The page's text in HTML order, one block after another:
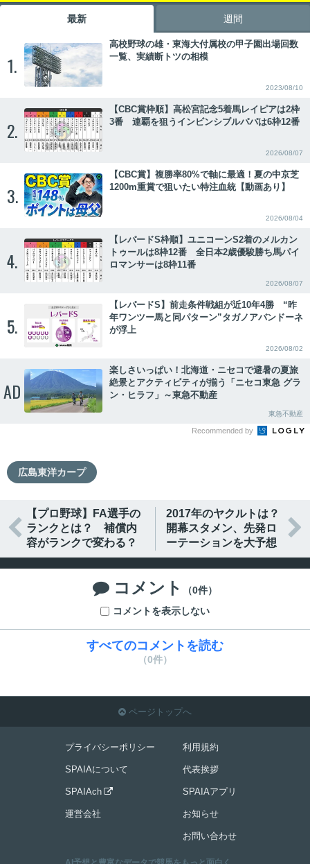
最新 週間
1.
高校野球の雄・東海大付属校の甲子園出場回数
一覧、実績断トツの相模
2023/08/10
2.
【CBC賞枠順】高松宮記念5着馬レイピアは2枠
3番 連覇を狙うインビンシブルパパは6枠12番
2026/08/07
3.
【CBC賞】複勝率80%で軸に最適！夏の中京芝
1200m重賞で狙いたい特注血統【動画あり】
2026/08/04
4.
【レパードS枠順】ユニコーンS2着のメルカン
トゥールは8枠12番 全日本2歳優駿勝ち馬パイ
ロマンサーは8枠11番
2026/08/07
5.
【レパードS】前走条件戦組が近10年4勝 “昨
年ワンツー馬と同パターン”タガノアバンドーネ
が浮上
2026/08/02
AD
楽しさいっぱい！北海道・ニセコで避暑の夏旅
絶景とアクティビティが揃う「ニセコ東急 グラ
ン・ヒラフ」～東急不動産
東急不動産
Recommended by
広島東洋カープ

【プロ野球】FA選手の
ランクとは？ 補償内
容がランクで変わる？
2017年のヤクルトは？
開幕スタメン、先発ロ
ーテーションを大予想

 コメント
（0件）
コメントを表示しない
すべてのコメントを読む
（0件）
 ページトップへ
プライバシーポリシー
SPAIAについて
SPAIAch 
運営会社
利用規約
代表挨拶
SPAIAアプリ
お知らせ
お問い合わせ